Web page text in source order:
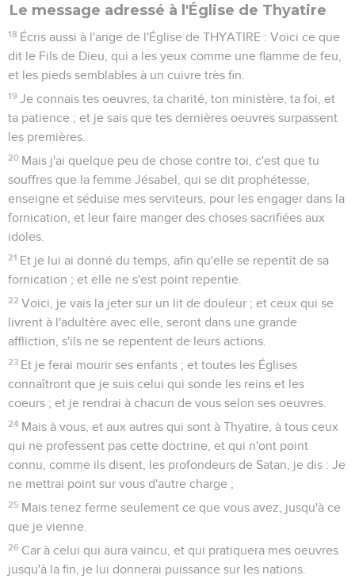
Le message adressé à l'Église de Thyatire
18 Écris aussi à l'ange de l'Église de THYATIRE : Voici ce que
dit le Fils de Dieu, qui a les yeux comme une flamme de feu,
et les pieds semblables à un cuivre très fin.
19 Je connais tes oeuvres, ta charité, ton ministère, ta foi, et
ta patience ; et je sais que tes dernières oeuvres surpassent
les premières.
20 Mais j'ai quelque peu de chose contre toi, c'est que tu
souffres que la femme Jésabel, qui se dit prophétesse,
enseigne et séduise mes serviteurs, pour les engager dans la
fornication, et leur faire manger des choses sacrifiées aux
idoles.
21 Et je lui ai donné du temps, afin qu'elle se repentît de sa
fornication ; et elle ne s'est point repentie.
22 Voici, je vais la jeter sur un lit de douleur ; et ceux qui se
livrent à l'adultère avec elle, seront dans une grande
affliction, s'ils ne se repentent de leurs actions.
23 Et je ferai mourir ses enfants ; et toutes les Églises
connaîtront que je suis celui qui sonde les reins et les
coeurs ; et je rendrai à chacun de vous selon ses oeuvres.
24 Mais à vous, et aux autres qui sont à Thyatire, à tous ceux
qui ne professent pas cette doctrine, et qui n'ont point
connu, comme ils disent, les profondeurs de Satan, je dis : Je
ne mettrai point sur vous d'autre charge ;
25 Mais tenez ferme seulement ce que vous avez, jusqu'à ce
que je vienne.
26 Car à celui qui aura vaincu, et qui pratiquera mes oeuvres
jusqu'à la fin, je lui donnerai puissance sur les nations.